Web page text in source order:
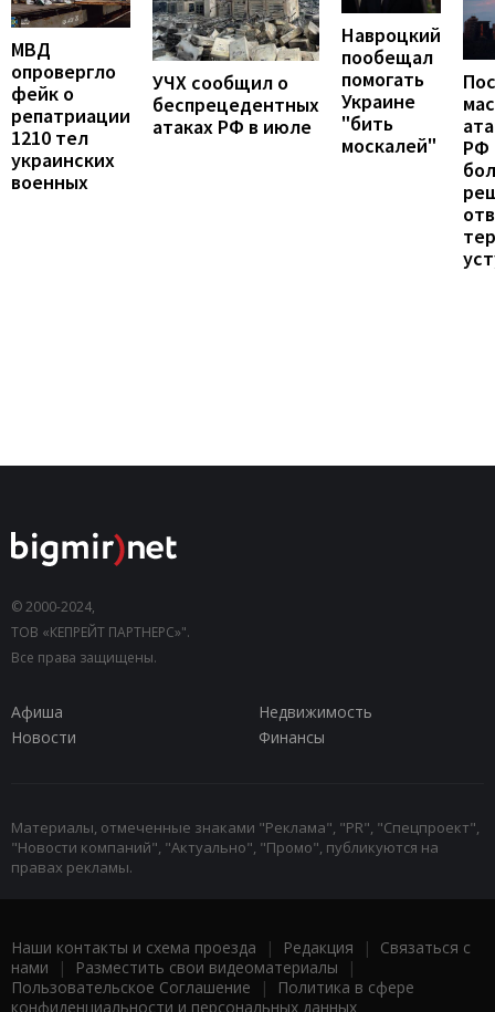
МВД
опровергло
фейк о
репатриации
1210 тел
украинских
военных
УЧХ сообщил о
беспрецедентных
атаках РФ в июле
Навроцкий
пообещал
помогать
Украине
"бить
москалей"
РФ
© 2000-2024,
ТОВ «КЕПРЕЙТ ПАРТНЕРС»".
Все права защищены.
Афиша
Недвижимость
Новости
Финансы
Материалы, отмеченные знаками "Реклама", "PR", "Спецпроект",
"Новости компаний", "Актуально", "Промо", публикуются на
правах рекламы.
Наши контакты и схема проезда | Редакция | Связаться с
нами | Разместить свои видеоматериалы |
Пользовательское Соглашение |
Политика в сфере
конфиденциальности и персональных данных